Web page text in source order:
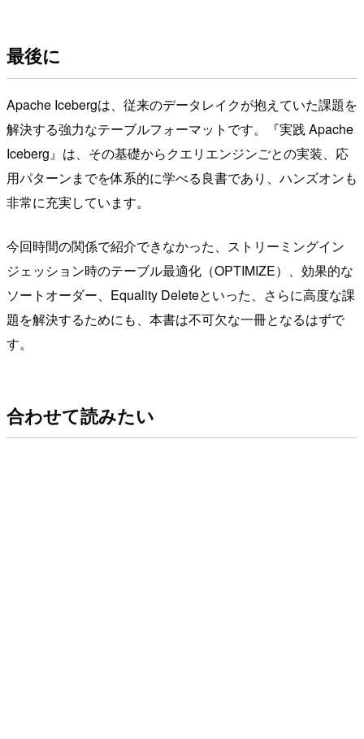
最後に
Apache Icebergは、従来のデータレイクが抱えていた課題を
解決する強力なテーブルフォーマットです。『実践 Apache
Iceberg』は、その基礎からクエリエンジンごとの実装、応
用パターンまでを体系的に学べる良書であり、ハンズオンも
非常に充実しています。
今回時間の関係で紹介できなかった、ストリーミングイン
ジェッション時のテーブル最適化（OPTIMIZE）、効果的な
ソートオーダー、Equality Deleteといった、さらに高度な課
題を解決するためにも、本書は不可欠な一冊となるはずで
す。
合わせて読みたい